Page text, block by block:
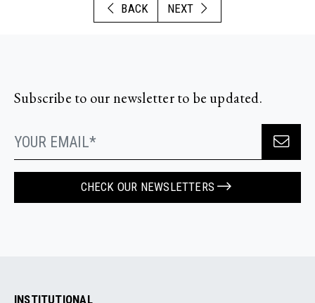
BACK NEXT
Subscribe to our newsletter to be updated.
CHECK OUR NEWSLETTERS
INSTITUTIONAL